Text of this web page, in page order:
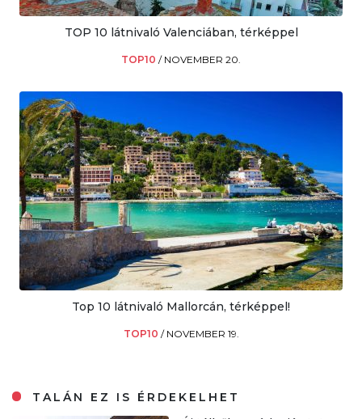
TOP 10 látnivaló Valenciában, térképpel
TOP10 / NOVEMBER 20.
Top 10 látnivaló Mallorcán, térképpel!
TOP10 / NOVEMBER 19.
TALÁN EZ IS ÉRDEKELHET